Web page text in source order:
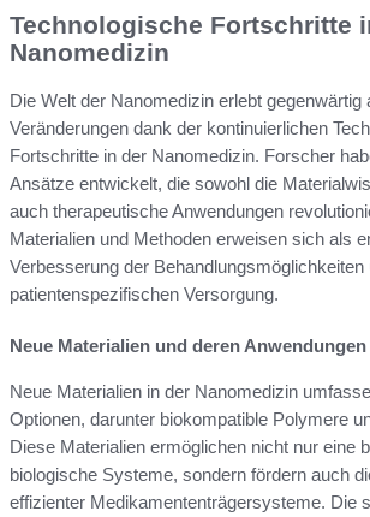
Technologische Fortschritte
Nanomedizin
Die Welt der Nanomedizin erlebt gegenwärtig
Veränderungen dank der kontinuierlichen
Fortschritte in der Nanomedizin. Forscher
Ansätze entwickelt, die sowohl die
auch therapeutische Anwendungen
Materialien und Methoden erweisen sich als
Verbesserung der Behandlungsmöglichkeiten
patientenspezifischen Versorgung.
Neue Materialien und deren Anwendungen
Neue Materialien in der Nanomedizin
Optionen, darunter biokompatible Polymere
Diese Materialien ermöglichen nicht nur eine
biologische Systeme, sondern fördern auch
effizienter Medikamententrägersysteme. Die